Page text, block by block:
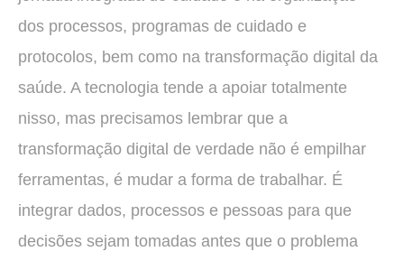
dos processos, programas de cuidado e
protocolos, bem como na transformação digital da
saúde. A tecnologia tende a apoiar totalmente
nisso, mas precisamos lembrar que a
transformação digital de verdade não é empilhar
ferramentas, é mudar a forma de trabalhar. É
integrar dados, processos e pessoas para que
decisões sejam tomadas antes que o problema